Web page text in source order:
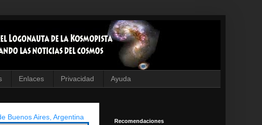
Enlaces Privacidad Ayuda
Buenos Aires, Argentina
Recomendaciones